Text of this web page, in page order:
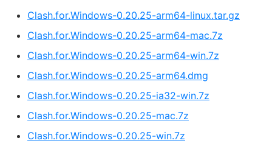
Clash.for.Windows-0.20.25-arm64-linux.tar.gz
Clash.for.Windows-0.20.25-arm64-mac.7z
Clash.for.Windows-0.20.25-arm64-win.7z
Clash.for.Windows-0.20.25-arm64.dmg
Clash.for.Windows-0.20.25-ia32-win.7z
Clash.for.Windows-0.20.25-mac.7z
Clash.for.Windows-0.20.25-win.7z